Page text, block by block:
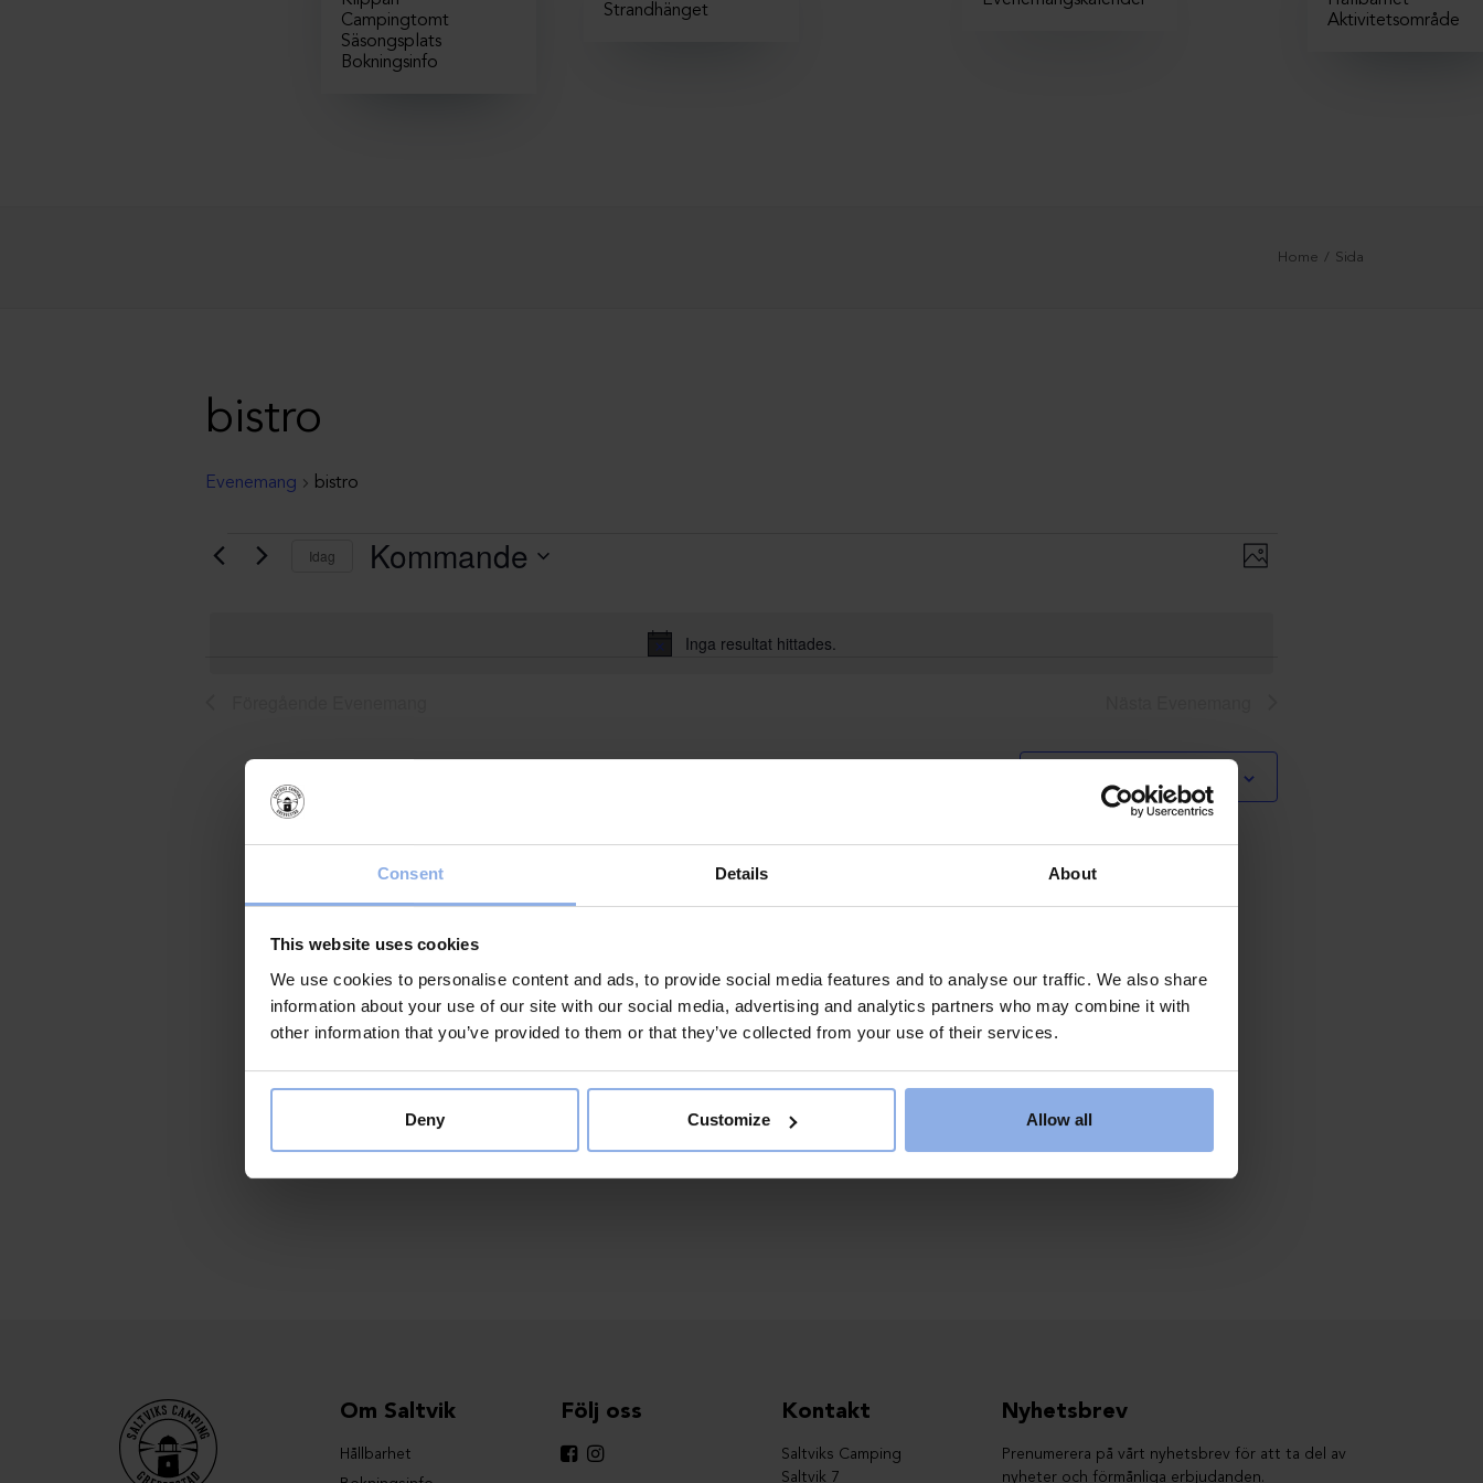
Consent Details About
This website uses cookies
We use cookies to personalise content and ads, to provide social media features and to analyse our traffic. We also share
information about your use of our site with our social media, advertising and analytics partners who may combine it with
other information that you’ve provided to them or that they’ve collected from your use of their services.
Deny Customize Allow all
Campingtomt
Säsongsplats
Bokningsinfo
Strandhänget
Aktivitetsområde
Home Sida
bistro
Evenemang bistro
Evenemang
Notis
Inga resultat hittades.
Vy-Evenemang
Foto
Idag Kommande
events
View
Om Saltvik
Hållbarhet
Följ oss Kontakt
Saltviks Camping
Saltvik 7
Nyhetsbrev
Prenumerera på vårt nyhetsbrev för att ta del av
nyheter och förmånliga erbjudanden.